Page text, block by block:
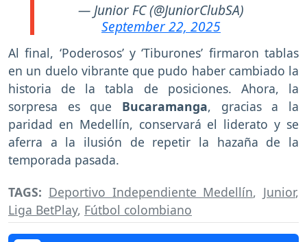
— Junior FC (@JuniorClubSA)
September 22, 2025
Al final, ‘Poderosos’ y ‘Tiburones’ firmaron tablas
en un duelo vibrante que pudo haber cambiado la
historia de la tabla de posiciones. Ahora, la
sorpresa es que Bucaramanga, gracias a la
paridad en Medellín, conservará el liderato y se
aferra a la ilusión de repetir la hazaña de la
temporada pasada.
TAGS: Deportivo Independiente Medellín, Junior,
Liga BetPlay, Fútbol colombiano